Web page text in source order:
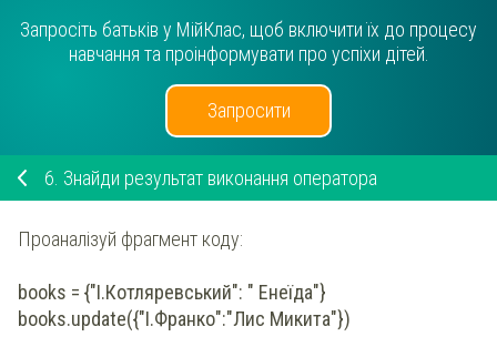
Запросіть батьків у МійКлас, щоб включити їх до процесу
навчання та проінформувати про успіхи дітей.
Запросити
6. Знайди результат виконання оператора
Проаналізуй фрагмент коду:
books = {"І.Котляревський": " Енеїда"}
books.update({"І.Франко":"Лис Микита"})